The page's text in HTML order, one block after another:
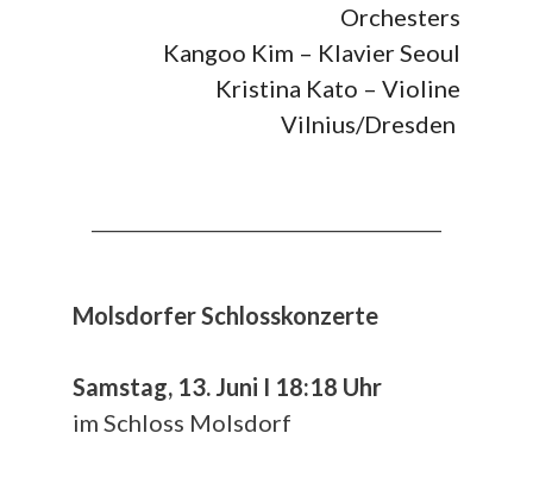
Orchesters
Kangoo Kim – Klavier Seoul
Kristina Kato – Violine
Vilnius/Dresden
Molsdorfer Schlosskonzerte
Samstag, 13. Juni I 18:18 Uhr
im Schloss Molsdorf